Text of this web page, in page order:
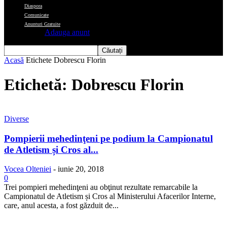
Diaspora
Comunicate
Anunturi Gratuite
Adauga anunt
Acasă Etichete Dobrescu Florin
Etichetă: Dobrescu Florin
Diverse
Pompierii mehedinţeni pe podium la Campionatul
de Atletism și Cros al...
Vocea Olteniei - iunie 20, 2018
0
Trei pompieri mehedinţeni au obţinut rezultate remarcabile la
Campionatul de Atletism și Cros al Ministerului Afacerilor Interne,
care, anul acesta, a fost găzduit de...